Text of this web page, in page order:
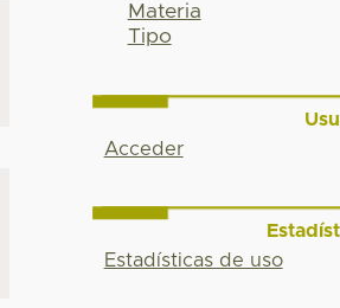
Materia
Tipo
Acceder
Estadísticas de uso